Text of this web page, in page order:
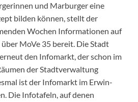
und Marburger eine
bilden können, stellt der
Wochen Informationen auf
MoVe 35 bereit. Die Stadt
den Infomarkt, der schon im
der Stadtverwaltung
ist der Infomarkt im Erwin-
Die Infotafeln, auf denen